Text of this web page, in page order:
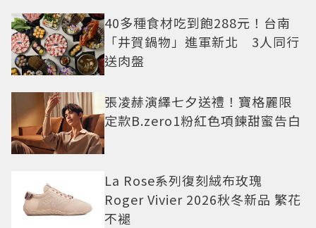
40多種食材吃到飽288元！台南
「井賀鍋物」進軍新北 3人同行
送肉盤
張凌赫演繹七夕送禮！寶格麗限
定款B.zero1粉紅色項鍊甜蜜告白
La Rose系列復刻絨布玫瑰
Roger Vivier 2026秋冬新品 繁花
不褪